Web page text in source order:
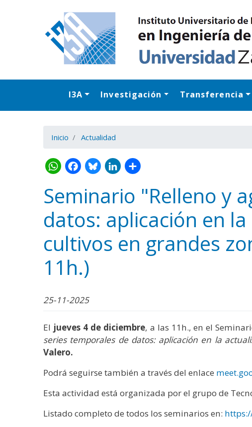
I3A Investigación Transferencia
Inicio Actualidad
WhatsApp
Facebook
Bluesky
LinkedIn
Share
Seminario "Relleno y
datos: aplicación en
cultivos en grandes
11h.)
25-11-2025
El jueves 4 de diciembre, a las 11h., en el
series temporales de datos: aplicación en la
Valero.
Podrá seguirse también a través del enlace
Esta actividad está organizada por el grupo de
Listado completo de todos los seminarios en: